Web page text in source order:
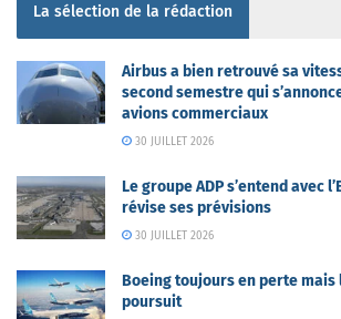
La sélection de la rédaction
Airbus a bien retrouvé sa
second semestre qui
avions commerciaux
30 JUILLET 2026
Le groupe ADP s’entend avec
révise ses prévisions
30 JUILLET 2026
Boeing toujours en perte
poursuit